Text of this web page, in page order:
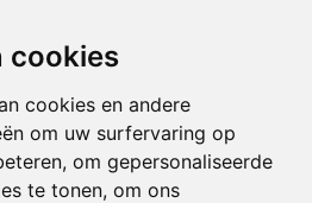
cookies
cookies en andere
om uw surfervaring op
om gepersonaliseerde
te tonen, om ons